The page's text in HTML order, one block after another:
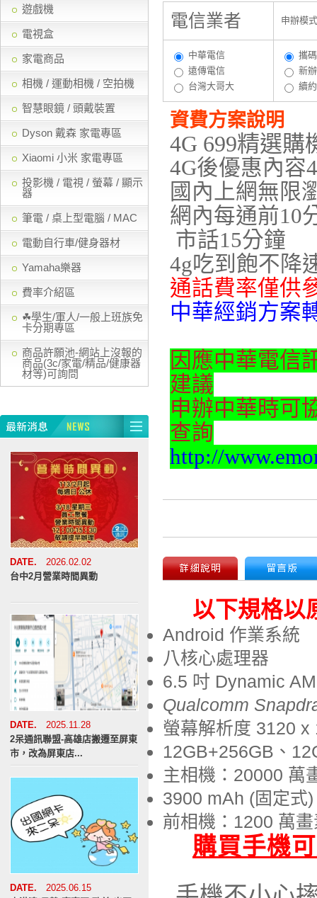
遊戲機
電視盒
家電商品
相機 / 運動相機 / 空拍機
智慧眼鏡 / 頭戴裝置
Dyson 戴森 家電專區
Xiaomi 小米 家電專區
投影機 / 電視 / 螢幕 / 顯示
器
筆電 / 桌上型電腦 / MAC
電動自行車/健身器材
Yamaha樂器
費率介紹區
☘學生/軍人/一般上班族免
卡分期專區
商品許願池-網站上沒報的
商品(3c/家電/精品/健康器
材等)可詢問
DATE. 2026.02.02
台中2月營業時間異動
DATE. 2025.11.28
2呆通訊聯盟-高雄店搬遷至屏東
市，改為屏東店...
DATE. 2025.06.15
電信業者 申辦模式
中華電信
遠傳電信
台灣大哥大
攜碼
新辦
續約
資費方案說明
4G 699精選購
4G後優惠內容
國內上網無限
網內每通前
市話15分鐘
4g吃到飽不降
通話費率僅供
中華經銷方案
因應中華電信
建議
申辦中華時可
查詢
http://
以下規格以
Android 作業系統
八核心處理器
6.5 吋 Dynamic
Qualcomm
螢幕解析度 3120 x
12GB+256GB、
主相機：20000 萬
3900 mAh (固定式)
前相機：1200 萬
購買手機